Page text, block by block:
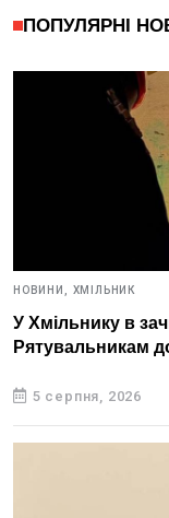
ПОПУЛЯРНІ
НОВИНИ, ХМІЛЬНИК
У Хмільнику в
Рятувальникам
5 серпня, 2026